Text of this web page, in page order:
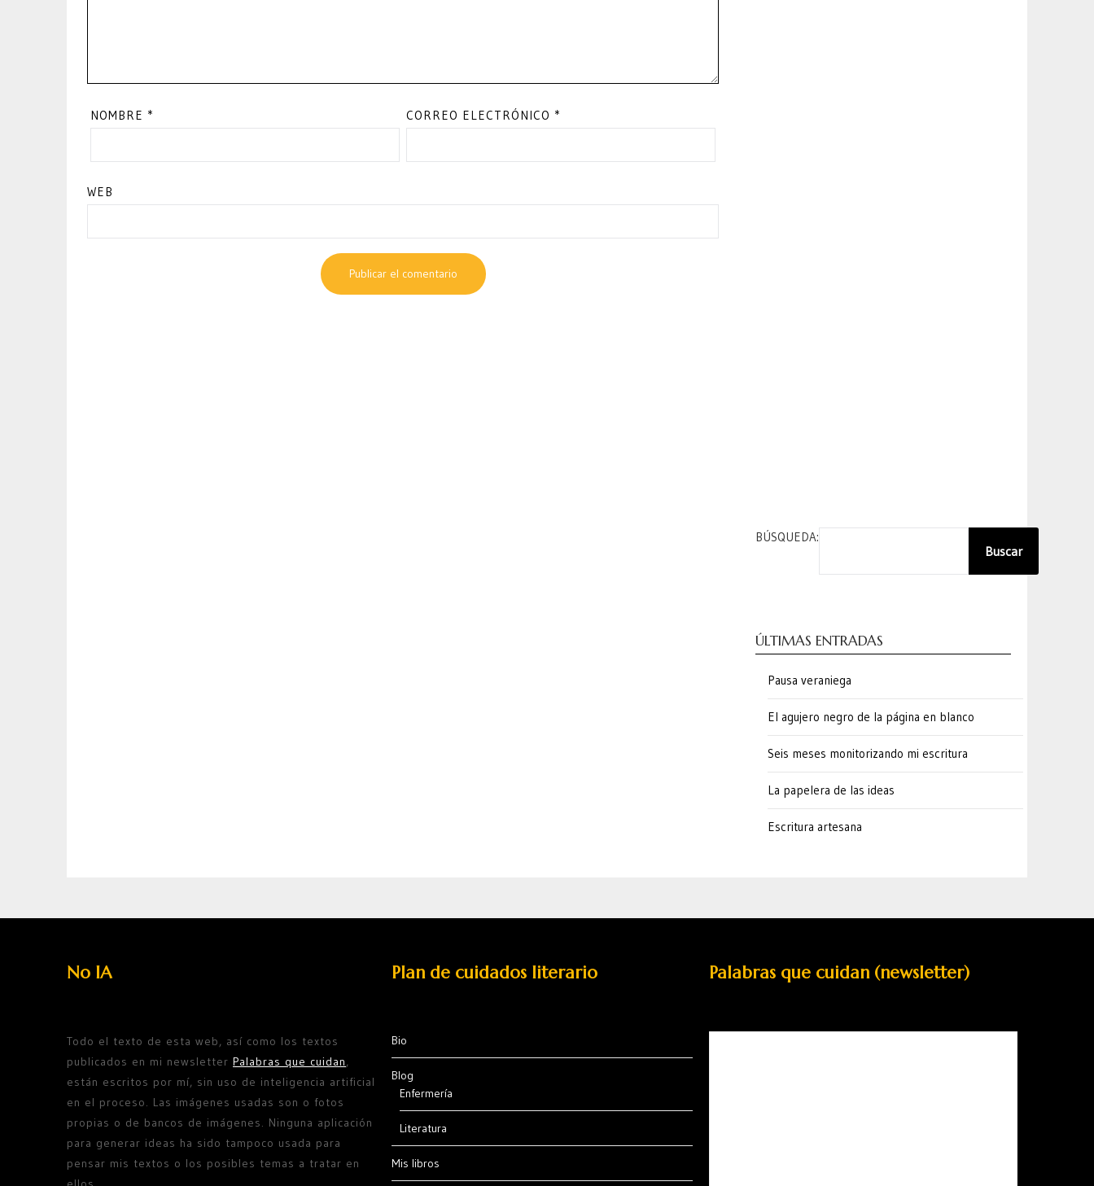
NOMBRE * CORREO ELECTRÓNICO *
WEB
BÚSQUEDA:
Buscar
ÚLTIMAS ENTRADAS
Pausa veraniega
El agujero negro de la página en blanco
Seis meses monitorizando mi escritura
La papelera de las ideas
Escritura artesana
No IA
Todo el texto de esta web, así como los textos
publicados en mi newsletter Palabras que cuidan,
están escritos por mí, sin uso de inteligencia artificial
en el proceso. Las imágenes usadas son o fotos
propias o de bancos de imágenes. Ninguna aplicación
para generar ideas ha sido tampoco usada para
pensar mis textos o los posibles temas a tratar en
Plan de cuidados literario
Bio
Blog
Enfermería
Literatura
Mis libros
Palabras que cuidan (newsletter)